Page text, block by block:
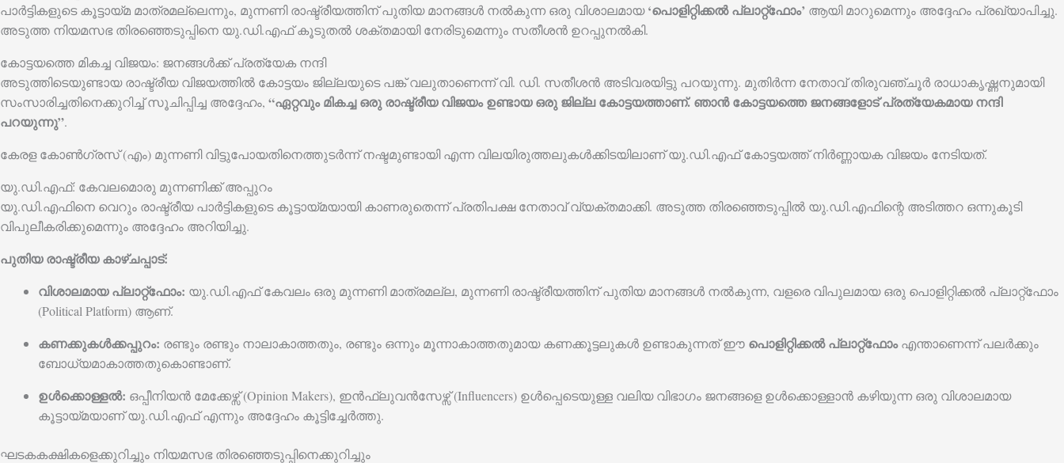
പാർട്ടികളുടെ കൂട്ടായ്മ മാത്രമല്ലെന്നും, മുന്നണി രാഷ്ട്രീയത്തിന് പുതിയ മാനങ്ങൾ നൽകുന്ന ഒരു വിശാലമായ‘പൊളിറ്റിക്കൽ പ്ലാറ്റ്‌ഫോം’ ആയി മാറുമെന്നും അദ്ദേഹം പ്രഖ്യാപിച്ചു.
അടുത്ത നിയമസഭ തിരഞ്ഞെടുപ്പിനെ യു.ഡി.എഫ് കൂടുതൽ ശക്തമായി നേരിടുമെന്നും സതീശൻ ഉറപ്പുനൽകി.
കോട്ടയത്തെ മികച്ച വിജയം: ജനങ്ങൾക്ക് പ്രത്യേക നന്ദി
അടുത്തിടെയുണ്ടായ രാഷ്ട്രീയ വിജയത്തിൽ കോട്ടയം ജില്ലയുടെ പങ്ക് വലുതാണെന്ന് വി. ഡി. സതീശൻ അടിവരയിട്ടു പറയുന്നു. മുതിർന്ന നേതാവ് തിരുവഞ്ചൂർ രാധാകൃഷ്ണനുമായി
സംസാരിച്ചതിനെക്കുറിച്ച് സൂചിപ്പിച്ച അദ്ദേഹം, “ഏറ്റവും മികച്ച ഒരു രാഷ്ട്രീയ വിജയം ഉണ്ടായ ഒരു ജില്ല കോട്ടയത്താണ്. ഞാൻ കോട്ടയത്തെ ജനങ്ങളോട് പ്രത്യേകമായ നന്ദി
പറയുന്നു”.
കേരള കോൺഗ്രസ് (എം) മുന്നണി വിട്ടുപോയതിനെത്തുടർന്ന് നഷ്ടമുണ്ടായി എന്ന വിലയിരുത്തലുകൾക്കിടയിലാണ് യു.ഡി.എഫ് കോട്ടയത്ത് നിർണ്ണായക വിജയം നേടിയത്.
യു.ഡി.എഫ്: കേവലമൊരു മുന്നണിക്ക് അപ്പുറം
യു.ഡി.എഫിനെ വെറും രാഷ്ട്രീയ പാർട്ടികളുടെ കൂട്ടായ്മയായി കാണരുതെന്ന് പ്രതിപക്ഷ നേതാവ് വ്യക്തമാക്കി. അടുത്ത തിരഞ്ഞെടുപ്പിൽ യു.ഡി.എഫിന്റെ അടിത്തറ ഒന്നുകൂടി
വിപുലീകരിക്കുമെന്നും അദ്ദേഹം അറിയിച്ചു.
പുതിയ രാഷ്ട്രീയ കാഴ്ചപ്പാട്:
വിശാലമായ പ്ലാറ്റ്‌ഫോം: യു.ഡി.എഫ് കേവലം ഒരു മുന്നണി മാത്രമല്ല, മുന്നണി രാഷ്ട്രീയത്തിന് പുതിയ മാനങ്ങൾ നൽകുന്ന, വളരെ വിപുലമായ ഒരു പൊളിറ്റിക്കൽ പ്ലാറ്റ്‌ഫോം
(Political Platform) ആണ്.
കണക്കുകൾക്കപ്പുറം: രണ്ടും രണ്ടും നാലാകാത്തതും, രണ്ടും ഒന്നും മൂന്നാകാത്തതുമായ കണക്കൂട്ടലുകൾ ഉണ്ടാകുന്നത് ഈ പൊളിറ്റിക്കൽ പ്ലാറ്റ്‌ഫോംഎന്താണെന്ന് പലർക്കും
ബോധ്യമാകാത്തതുകൊണ്ടാണ്.
ഉൾക്കൊള്ളൽ: ഒപ്പീനിയൻ മേക്കേഴ്സ് (Opinion Makers), ഇൻഫ്ലുവൻസേഴ്സ് (Influencers) ഉൾപ്പെടെയുള്ള വലിയ വിഭാഗം ജനങ്ങളെ ഉൾക്കൊള്ളാൻ കഴിയുന്ന ഒരു വിശാലമായ
കൂട്ടായ്മയാണ് യു.ഡി.എഫ് എന്നും അദ്ദേഹം കൂട്ടിച്ചേർത്തു.
ഘടകകക്ഷികളെക്കുറിച്ചും നിയമസഭ തിരഞ്ഞെടുപ്പിനെക്കുറിച്ചും